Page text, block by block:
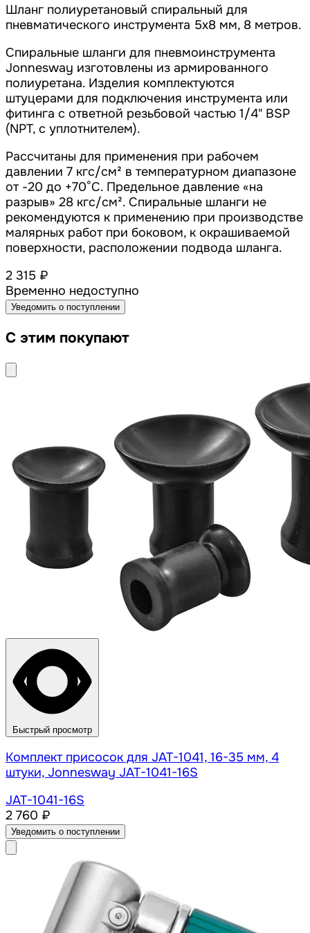
Шланг полиуретановый спиральный для
пневматического инструмента 5х8 мм, 8 метров.
Спиральные шланги для пневмоинструмента
Jonnesway изготовлены из армированного
полиуретана. Изделия комплектуются
штуцерами для подключения инструмента или
фитинга с ответной резьбовой частью 1/4" BSP
(NPT, с уплотнителем).
Рассчитаны для применения при рабочем
давлении 7 кгс/см² в температурном диапазоне
от -20 до +70°С. Предельное давление «на
разрыв» 28 кгс/см². Спиральные шланги не
рекомендуются к применению при производстве
малярных работ при боковом, к окрашиваемой
поверхности, расположении подвода шланга.
2 315 ₽
Временно недоступно
Уведомить о поступлении
С этим покупают
Быстрый просмотр
Комплект присосок для JAT-1041, 16-35 мм, 4
штуки, Jonnesway JAT-1041-16S
JAT-1041-16S
2 760 ₽
Уведомить о поступлении